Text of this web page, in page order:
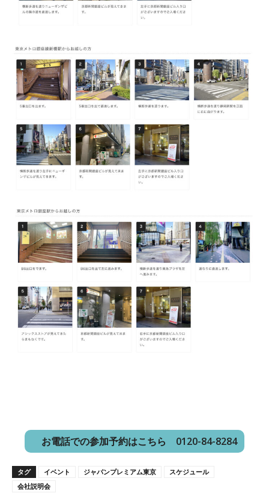
お電話での参加予約はこちら 0120-84-8284
タグ イベント ジャパンプレミアム東京
スケジュール
会社説明会